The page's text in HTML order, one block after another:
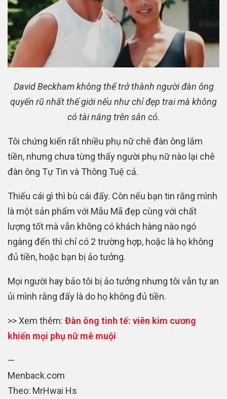
David Beckham không thể trở thành người đàn ông
quyến rũ nhất thế giới nếu như chỉ đẹp trai mà không
có tài năng trên sân cỏ.
Tôi chứng kiến rất nhiều phụ nữ chê đàn ông lắm
tiền, nhưng chưa từng thấy người phụ nữ nào lại chê
đàn ông Tự Tin và Thông Tuệ cả.
Thiếu cái gì thì bù cái đấy. Còn nếu bạn tin rằng mình
là một sản phẩm với Mẫu Mã đẹp cùng với chất
lượng tốt mà vẫn không có khách hàng nào ngó
ngàng đến thì chỉ có 2 trường hợp, hoặc là họ không
đủ tiền, hoặc bạn bị ảo tưởng.
Mọi người hay bảo tôi bị ảo tưởng nhưng tôi vẫn tự an
ủi mình rằng đấy là do họ không đủ tiền.
>> Xem thêm: Đàn ông tinh tế: viên kim cương
khiến mọi phụ nữ mê muội
—
Menback.com
Theo: MrHwai Hs